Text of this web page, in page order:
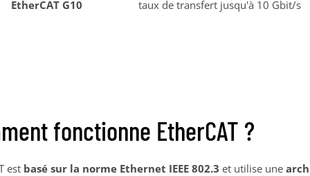
EtherCAT G10 taux de transfert jusqu'à 10 Gbit/s
fonctionne EtherCAT ?
est basé sur la norme Ethernet IEEE 802.3 et utilise une